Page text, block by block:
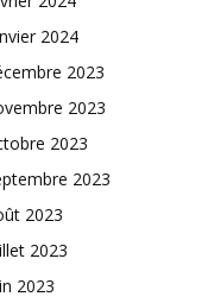
2024
2023
2023
2023
2023
2023
2023
2023